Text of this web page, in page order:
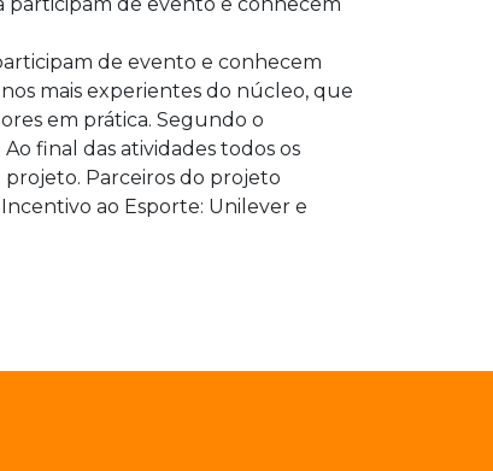
de evento e conhecem
mais experientes do núcleo, que
em prática. Segundo o
final das atividades todos os
projeto. Parceiros do projeto
ao Esporte: Unilever e